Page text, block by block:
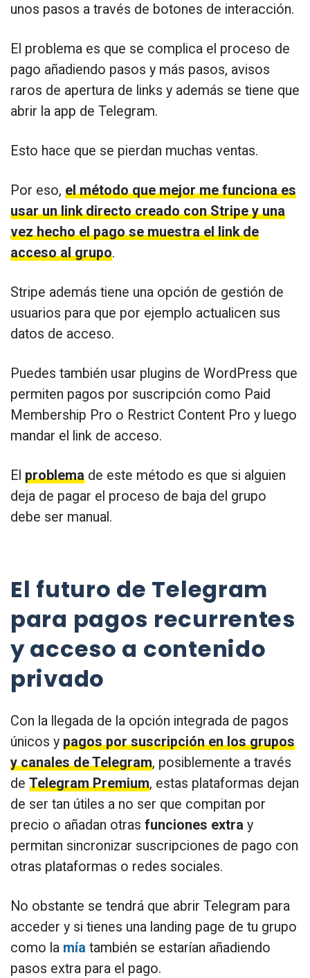
unos pasos a través de botones de interacción.
El problema es que se complica el proceso de
pago añadiendo pasos y más pasos, avisos
raros de apertura de links y además se tiene que
abrir la app de Telegram.
Esto hace que se pierdan muchas ventas.
Por eso, el método que mejor me funciona es
usar un link directo creado con Stripe y una
vez hecho el pago se muestra el link de
acceso al grupo.
Stripe además tiene una opción de gestión de
usuarios para que por ejemplo actualicen sus
datos de acceso.
Puedes también usar plugins de WordPress que
permiten pagos por suscripción como Paid
Membership Pro o Restrict Content Pro y luego
mandar el link de acceso.
El problema de este método es que si alguien
deja de pagar el proceso de baja del grupo
debe ser manual.
El futuro de Telegram
para pagos recurrentes
y acceso a contenido
privado
Con la llegada de la opción integrada de pagos
únicos y pagos por suscripción en los grupos
y canales de Telegram, posiblemente a través
de Telegram Premium, estas plataformas dejan
de ser tan útiles a no ser que compitan por
precio o añadan otras funciones extra y
permitan sincronizar suscripciones de pago con
otras plataformas o redes sociales.
No obstante se tendrá que abrir Telegram para
acceder y si tienes una landing page de tu grupo
como la mía también se estarían añadiendo
pasos extra para el pago.